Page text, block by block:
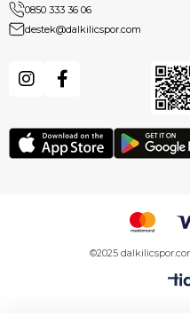
0850 333 36 06
destek@dalkilicspor.com
©2025